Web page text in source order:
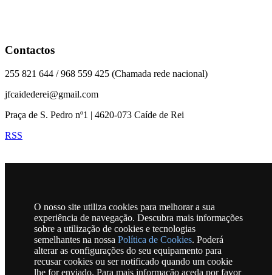
O nosso site utiliza cookies para melhorar a sua
experiência de navegação. Descubra mais informações
sobre a utilização de cookies e tecnologias
semelhantes na nossa Política de Cookies. Poderá
alterar as configurações do seu equipamento para
recusar cookies ou ser notificado quando um cookie
lhe for enviado. Para mais informação aceda por favor
Contactos
255 821 644 / 968 559 425 (Chamada rede nacional)
jfcaidederei@gmail.com
Praça de S. Pedro nº1 | 4620-073 Caíde de Rei
RSS
SECRETARIA/SERVIÇOS ADMINISTRATIVOS
Segunda a Sexta-feira
10h00 às 12h30 | 15h00 às 17h30
ATENDIMENTO DO PRESIDENTE
Quartas-feiras das 18h30 às 20h30